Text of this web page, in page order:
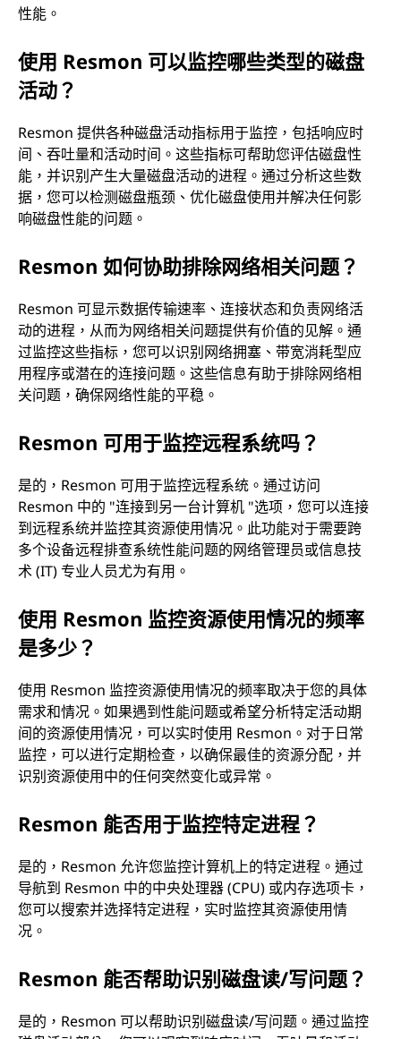
性能。
使用 Resmon 可以监控哪些类型的磁盘
活动？
Resmon 提供各种磁盘活动指标用于监控，包括响应时
间、吞吐量和活动时间。这些指标可帮助您评估磁盘性
能，并识别产生大量磁盘活动的进程。通过分析这些数
据，您可以检测磁盘瓶颈、优化磁盘使用并解决任何影
响磁盘性能的问题。
Resmon 如何协助排除网络相关问题？
Resmon 可显示数据传输速率、连接状态和负责网络活
动的进程，从而为网络相关问题提供有价值的见解。通
过监控这些指标，您可以识别网络拥塞、带宽消耗型应
用程序或潜在的连接问题。这些信息有助于排除网络相
关问题，确保网络性能的平稳。
Resmon 可用于监控远程系统吗？
是的，Resmon 可用于监控远程系统。通过访问
Resmon 中的 "连接到另一台计算机 "选项，您可以连接
到远程系统并监控其资源使用情况。此功能对于需要跨
多个设备远程排查系统性能问题的网络管理员或信息技
术 (IT) 专业人员尤为有用。
使用 Resmon 监控资源使用情况的频率
是多少？
使用 Resmon 监控资源使用情况的频率取决于您的具体
需求和情况。如果遇到性能问题或希望分析特定活动期
间的资源使用情况，可以实时使用 Resmon。对于日常
监控，可以进行定期检查，以确保最佳的资源分配，并
识别资源使用中的任何突然变化或异常。
Resmon 能否用于监控特定进程？
是的，Resmon 允许您监控计算机上的特定进程。通过
导航到 Resmon 中的中央处理器 (CPU) 或内存选项卡，
您可以搜索并选择特定进程，实时监控其资源使用情
况。
Resmon 能否帮助识别磁盘读/写问题？
是的，Resmon 可以帮助识别磁盘读/写问题。通过监控